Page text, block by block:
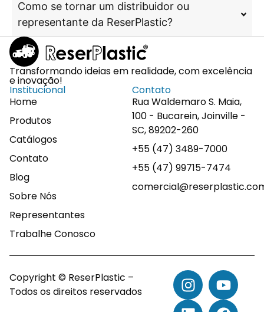
Como se tornar um distribuidor ou
representante da ReserPlastic?
Transformando ideias em realidade, com excelência
e inovação!
Institucional
Home
Produtos
Catálogos
Contato
Blog
Sobre Nós
Representantes
Trabalhe Conosco
Contato
Rua Waldemaro S. Maia,
100 - Bucarein, Joinville -
SC, 89202-260
+55 (47) 3489-7000
+55 (47) 99715-7474
Copyright © ReserPlastic –
Todos os direitos reservados